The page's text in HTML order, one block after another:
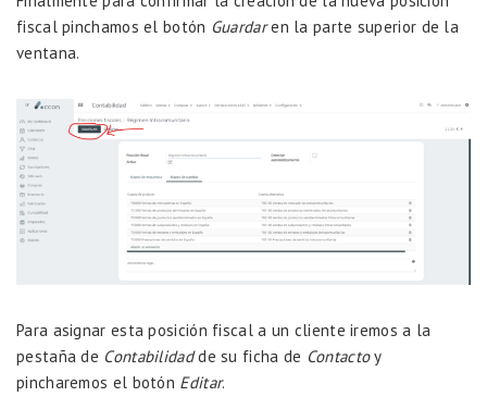
fiscal pinchamos el botón Guardaren la parte superior de la
ventana.
Para asignar esta posición fiscal a un cliente iremos a la
pestaña de Contabilidadde su ficha de Contactoy
pincharemos el botón Editar.